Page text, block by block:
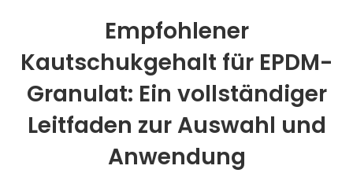
Empfohlener
Kautschukgehalt für EPDM-
Granulat: Ein vollständiger
Leitfaden zur Auswahl und
Anwendung